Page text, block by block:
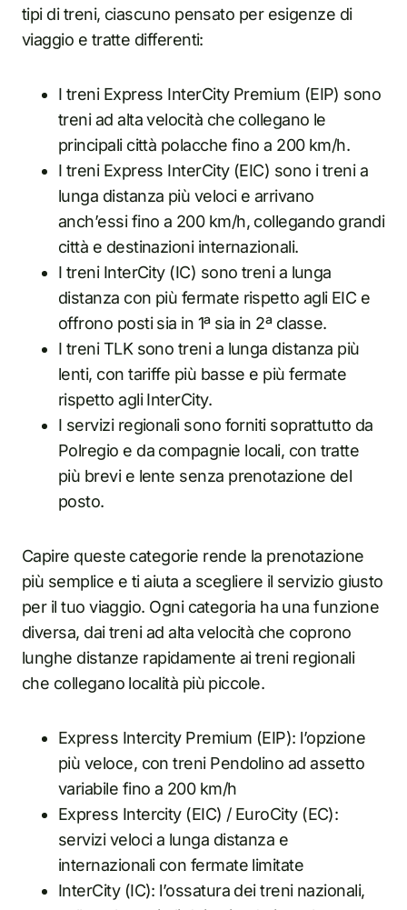
tipi di treni, ciascuno pensato per esigenze di
viaggio e tratte differenti:
I treni Express InterCity Premium (EIP) sono
treni ad alta velocità che collegano le
principali città polacche fino a 200 km/h.
I treni Express InterCity (EIC) sono i treni a
lunga distanza più veloci e arrivano
anch’essi fino a 200 km/h, collegando grandi
città e destinazioni internazionali.
I treni InterCity (IC) sono treni a lunga
distanza con più fermate rispetto agli EIC e
offrono posti sia in 1ª sia in 2ª classe.
I treni TLK sono treni a lunga distanza più
lenti, con tariffe più basse e più fermate
rispetto agli InterCity.
I servizi regionali sono forniti soprattutto da
Polregio e da compagnie locali, con tratte
più brevi e lente senza prenotazione del
posto.
Capire queste categorie rende la prenotazione
più semplice e ti aiuta a scegliere il servizio giusto
per il tuo viaggio. Ogni categoria ha una funzione
diversa, dai treni ad alta velocità che coprono
lunghe distanze rapidamente ai treni regionali
che collegano località più piccole.
Express Intercity Premium (EIP): l’opzione
più veloce, con treni Pendolino ad assetto
variabile fino a 200 km/h
Express Intercity (EIC) / EuroCity (EC):
servizi veloci a lunga distanza e
internazionali con fermate limitate
InterCity (IC): l’ossatura dei treni nazionali,